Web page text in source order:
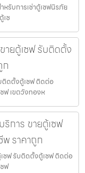
รับการเช่าตู้เซฟนิรภัย
เซ
ายตู้เซฟ รับติดตั้ง
ติดตั้งตู้เซฟ ติดต่อ
ฟ เขตวังทองห
ริการ ขายตู้เซฟ
ราคาถูก
เซฟ รับติดตั้งตู้เซฟ ติดต่อ
ฟ